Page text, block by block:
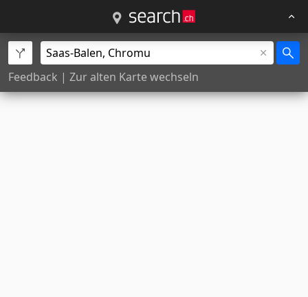
Feedback | Zur alten Karte wechseln